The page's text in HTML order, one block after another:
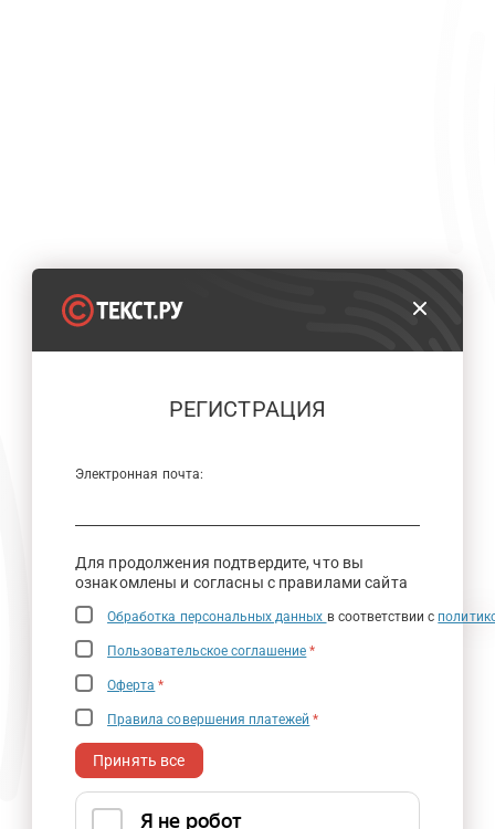
РЕГИСТРАЦИЯ
Электронная почта:
Для продолжения подтвердите, что вы
ознакомлены и согласны с правилами сайта
Обработка персональных данных в соответствии с
Пользовательское соглашение *
Оферта *
Правила совершения платежей *
Принять все